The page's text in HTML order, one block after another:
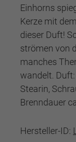
Einhorns
Kerze mit
dieser Duft!
strömen von
manches
wandelt.
Stearin,
Brenndauer
Hersteller-ID: